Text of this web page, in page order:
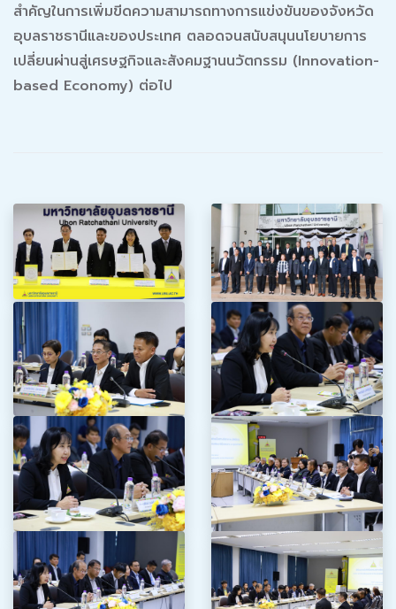
สำคัญในการเพิ่มขีดความสามารถทางการแข่งขันของจังหวัด
อุบลราชธานีและของประเทศ ตลอดจนสนับสนุนนโยบายการ
เปลี่ยนผ่านสู่เศรษฐกิจและสังคมฐานนวัตกรรม (Innovation-
based Economy) ต่อไป